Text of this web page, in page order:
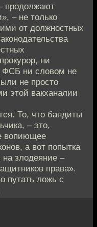
продолжают
– не только
от должностных
ни
ФСБ ни словом не
не просто
этой вакханалии
То, что бандиты
– это,
вопиющее
а вот попытка
на злодеяние –
права».
путать ложь с